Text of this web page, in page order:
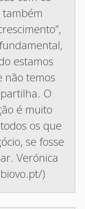
também
estamos
não temos
O
é muito
os que
se fosse
Verónica
)